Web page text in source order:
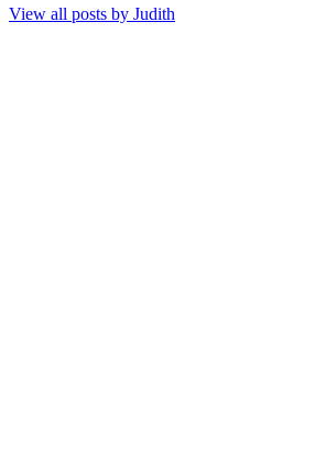
View all posts by Judith